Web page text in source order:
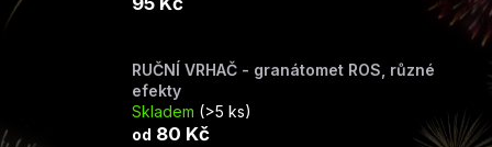
RUČNÍ VRHAČ - granátomet ROS, různé
efekty
Skladem (>5 ks)
od 80 Kč